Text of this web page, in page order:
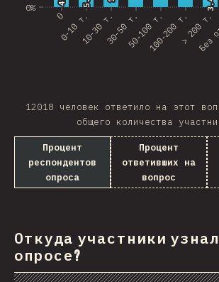
MTQ
FRO
Niger
Democratic Republic …
Afghanistan
French Southern and …
Rwanda
0
0-10 т.10-30 т.30-50 т.50-100 т.100-200 т.> 200 т.
Без
0%
12018 человек ответило на этот
общего количества
Процент
респондентов
опроса
Процент
ответивших на
вопрос
Откуда участники
опросе?